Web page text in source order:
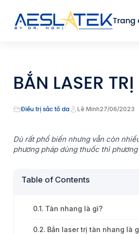
Trang
BẮN LASER
Điều trị sắc tố da Lê Minh27/06/2023
Dù rất phổ biến nhưng vẫn còn
phương pháp dùng thuốc thì
Table of Contents
Tàn nhang là gì?
Bắn laser trị tàn nhang là